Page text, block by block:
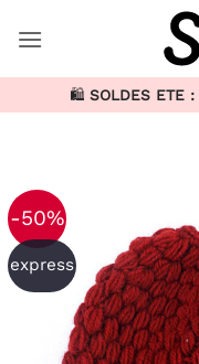
au
🛍️ SOLDES ETE :
-50%
express